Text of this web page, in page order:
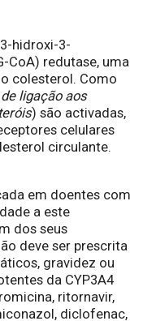
hidroxi-3-
CoA) redutase, uma
colesterol. Como
ligação aos
) são activadas,
celulares
circulante.
em doentes com
a este
dos seus
deve ser prescrita
gravidez ou
da CYP3A4
ritornavir,
diclofenac,